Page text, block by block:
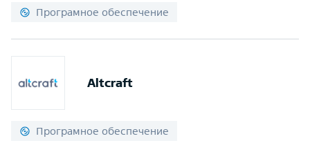
Програмное обеспечение
Altcraft
Програмное обеспечение